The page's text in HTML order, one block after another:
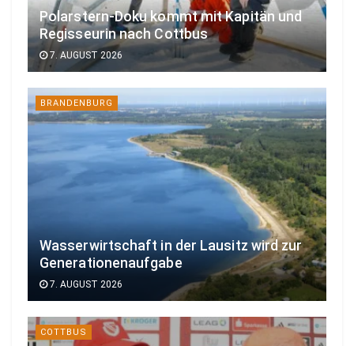
Polarstern-Doku kommt mit Kapitän und
Regisseurin nach Cottbus
7. AUGUST 2026
BRANDENBURG
Wasserwirtschaft in der Lausitz wird zur
Generationenaufgabe
7. AUGUST 2026
COTTBUS